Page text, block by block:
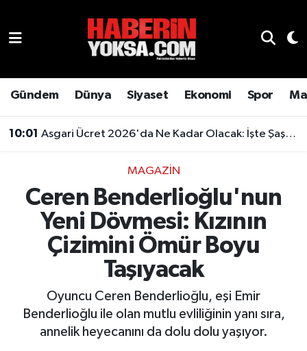
Gündem Dünya Siyaset Ekonomi Spor
10:01 Asgari Ücret 2026'da Ne Kadar Olacak: İşte Şaşırtan Rakam
MAGAZIN
Ceren Benderlioğlu'nun
Yeni Dövmesi: Kızının
Çizimini Ömür Boyu
Taşıyacak
Oyuncu Ceren Benderlioğlu, eşi Emir
Benderlioğlu ile olan mutlu evliliğinin yanı sıra,
annelik heyecanını da dolu dolu yaşıyor.
Genel
Gündem
Otomobil
Sağlık
Hava Durumu
Son Dakika Haberleri
Haber Arşivi